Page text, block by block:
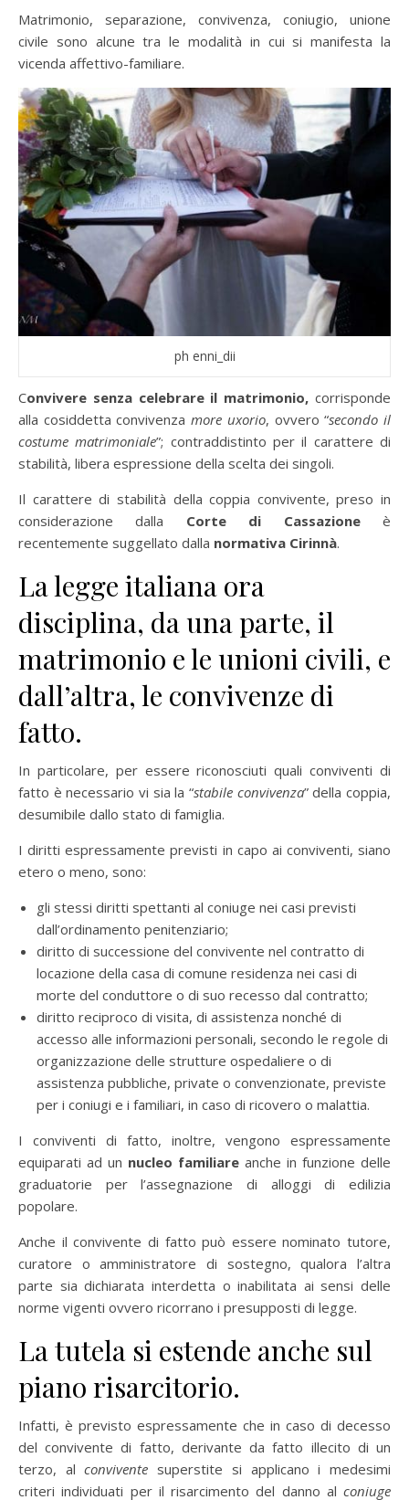
Matrimonio, separazione, convivenza, coniugio, unione
civile sono alcune tra le modalità in cui si manifesta la
vicenda affettivo-familiare.
ph enni_dii
Convivere senza celebrare il matrimonio, corrisponde
alla cosiddetta convivenzamore uxorio, ovvero “secondo il
costume matrimoniale”; contraddistinto per il carattere di
stabilità, libera espressione della scelta dei singoli.
Il carattere di stabilità della coppia convivente, preso in
considerazione dalla Corte di Cassazioneè
recentemente suggellato dalla normativa Cirinnà.
La legge italiana ora
disciplina, da una parte, il
matrimonio e le unioni civili, e
dall’altra, le convivenze di
fatto.
In particolare, per essere riconosciuti quali conviventi di
fatto è necessario vi sia la “stabile convivenza” della coppia,
desumibile dallo stato di famiglia.
I diritti espressamente previsti in capo ai conviventi, siano
etero o meno, sono:
gli stessi diritti spettanti al coniuge nei casi previsti
dall’ordinamento penitenziario;
diritto di successione del convivente nel contratto di
locazione della casa di comune residenza nei casi di
morte del conduttore o di suo recesso dal contratto;
diritto reciproco di visita, di assistenza nonché di
accesso alle informazioni personali, secondo le regole di
organizzazione delle strutture ospedaliere o di
assistenza pubbliche, private o convenzionate, previste
per i coniugi e i familiari, in caso di ricovero o malattia.
I conviventi di fatto, inoltre, vengono espressamente
equiparati ad un nucleo familiare anche in funzione delle
graduatorie per l’assegnazione di alloggi di edilizia
popolare.
Anche il convivente di fatto può essere nominato tutore,
curatore o amministratore di sostegno, qualora l’altra
parte sia dichiarata interdetta o inabilitata ai sensi delle
norme vigenti ovvero ricorrano i presupposti di legge.
La tutela si estende anche sul
piano risarcitorio.
Infatti, è previsto espressamente che in caso di decesso
del convivente di fatto, derivante da fatto illecito di un
terzo, alconvivente superstite si applicano i medesimi
criteri individuati per il risarcimento del danno al coniuge